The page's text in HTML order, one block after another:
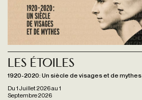
Du 1 Juillet 2026au 1
Septembre 2026
Les étoiles
1920-2020: Un siècle de visages et de mythes